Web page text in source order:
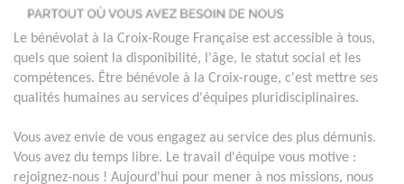
Le bénévolat à la Croix-Rouge Française est accessible à tous,
quels que soient la disponibilité, l'âge, le statut social et les
compétences. Être bénévole à la Croix-rouge, c'est mettre ses
qualités humaines au services d'équipes pluridisciplinaires.
Vous avez envie de vous engagez au service des plus démunis.
Vous avez du temps libre. Le travail d'équipe vous motive :
rejoignez-nous ! Aujourd'hui pour mener à nos missions, nous